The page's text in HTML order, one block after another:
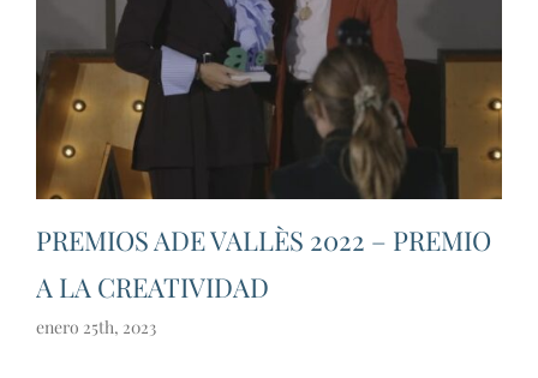
PREMIOS ADE VALLÈS 2022 – PREMIO
A LA CREATIVIDAD
enero 25th, 2023